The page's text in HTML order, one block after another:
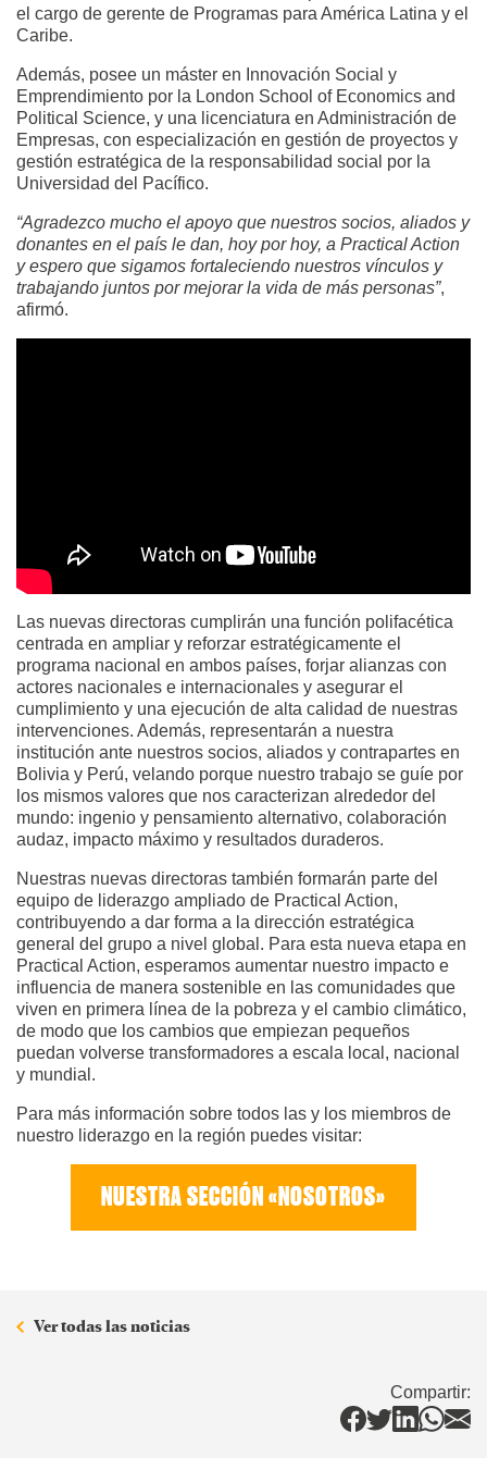
el cargo de gerente de Programas para América Latina y el
Caribe.
Además, posee un máster en Innovación Social y
Emprendimiento por la London School of Economics and
Political Science, y una licenciatura en Administración de
Empresas, con especialización en gestión de proyectos y
gestión estratégica de la responsabilidad social por la
Universidad del Pacífico.
“Agradezco mucho el apoyo que nuestros socios, aliados y
donantes en el país le dan, hoy por hoy, a Practical Action
y espero que sigamos fortaleciendo nuestros vínculos y
trabajando juntos por mejorar la vida de más personas”,
afirmó.
Las nuevas directoras cumplirán una función polifacética
centrada en ampliar y reforzar estratégicamente el
programa nacional en ambos países, forjar alianzas con
actores nacionales e internacionales y asegurar el
cumplimiento y una ejecución de alta calidad de nuestras
intervenciones. Además, representarán a nuestra
institución ante nuestros socios, aliados y contrapartes en
Bolivia y Perú, velando porque nuestro trabajo se guíe por
los mismos valores que nos caracterizan alrededor del
mundo: ingenio y pensamiento alternativo, colaboración
audaz, impacto máximo y resultados duraderos.
Nuestras nuevas directoras también formarán parte del
equipo de liderazgo ampliado de Practical Action,
contribuyendo a dar forma a la dirección estratégica
general del grupo a nivel global. Para esta nueva etapa en
Practical Action, esperamos aumentar nuestro impacto e
influencia de manera sostenible en las comunidades que
viven en primera línea de la pobreza y el cambio climático,
de modo que los cambios que empiezan pequeños
puedan volverse transformadores a escala local, nacional
y mundial.
Para más información sobre todos las y los miembros de
nuestro liderazgo en la región puedes visitar:
NUESTRA SECCIÓN «NOSOTROS»
Ver todas las noticias
Compartir: